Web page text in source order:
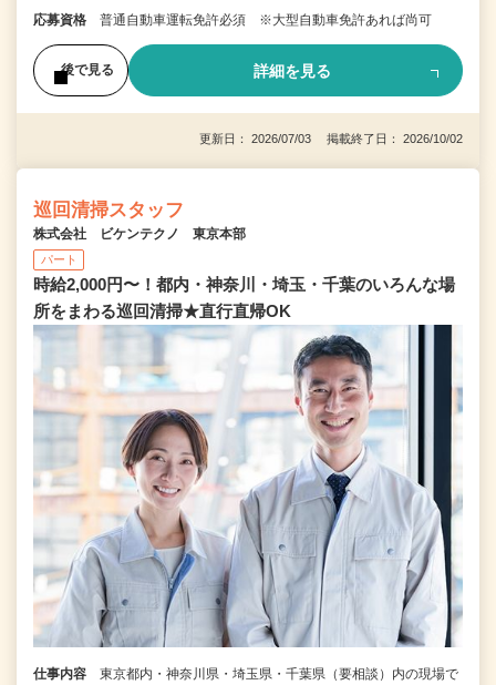
応募資格 普通自動車運転免許必須 ※大型自動車免許あれば尚可
後で見る 詳細を見る
更新日： 2026/07/03 掲載終了日： 2026/10/02
巡回清掃スタッフ
株式会社 ビケンテクノ 東京本部
パート
時給2,000円〜！都内・神奈川・埼玉・千葉のいろんな場
所をまわる巡回清掃★直行直帰OK
仕事内容 東京都内・神奈川県・埼玉県・千葉県（要相談）内の現場で